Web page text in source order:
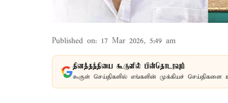
Published on: 17 Mar 2026, 5:49 am
தினத்தந்தியை கூகுளில் பின்தொடரவும்
கூகுள் செய்திகளில் எங்களின் முக்கியச் செய்திகளை